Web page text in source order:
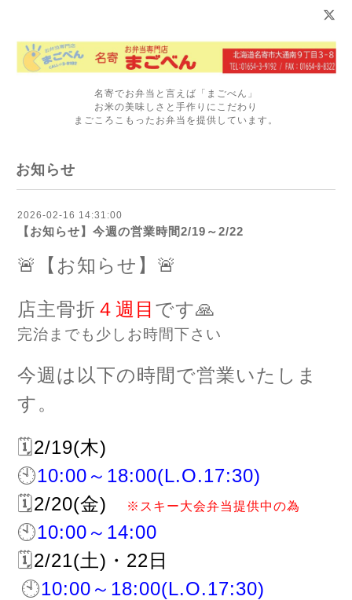
名寄でお弁当と言えば「まごべん」
お米の美味しさと手作りにこだわり
まごころこもったお弁当を提供しています。
お知らせ
2026-02-16 14:31:00
【お知らせ】今週の営業時間2/19～2/22
🚨【お知らせ】🚨
店主骨折 ４週目 です🙏
完治までも少しお時間下さい
今週は以下の時間で営業いたしま
す。
🗓2/19(木)
🕙10:00～18:00(L.O.17:30)
🗓2/20(金) ※スキー大会弁当提供中の為
🕙10:00～14:00
🗓2/21(土)・22日
🕙10:00～18:00(L.O.17:30)